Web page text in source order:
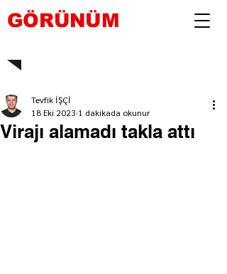
GÖRÜNÜM
Virajı alamadı takla attı
Tevfik İŞÇİ
18 Eki 2023 1 dakikada okunur